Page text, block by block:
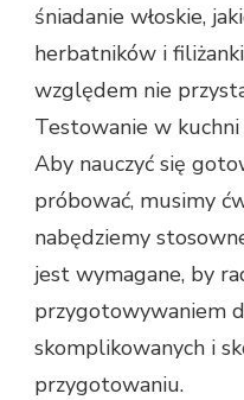
śniadanie włoskie,
herbatników i
względem nie
Testowanie w
Aby nauczyć się
próbować, musimy
nabędziemy
jest wymagane, by
przygotowywaniem
skomplikowanych i
przygotowaniu.